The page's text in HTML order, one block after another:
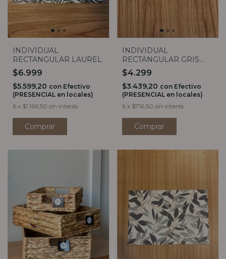
INDIVIDUAL
RECTANGULAR LAUREL
$6.999
$5.599,20 con Efectivo
(PRESENCIAL en locales)
6 x $1.166,50 sin interés
INDIVIDUAL
RECTANGULAR GRIS
CLARO
$4.299
$3.439,20 con Efectivo
(PRESENCIAL en locales)
6 x $716,50 sin interés